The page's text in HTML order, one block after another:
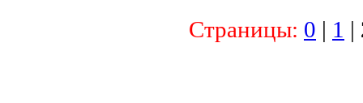
Страницы: 0 | 1 |